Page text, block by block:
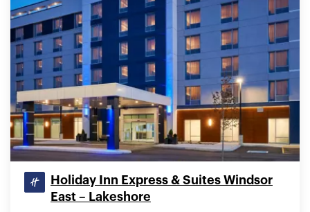
Holiday Inn Express & Suites Windsor
East – Lakeshore